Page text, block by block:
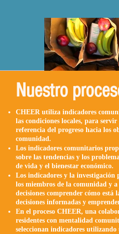
Nuestro
CHEER utiliza indicadores
las condiciones locales, para
referencia del progreso hacia los
comunidad.
Los indicadores comunitarios
sobre las tendencias y los
de vida y el bienestar económico.
Los indicadores y la
los miembros de la comunidad y a
decisiones comprender cómo
decisiones informadas y
En el proceso CHEER, una
residentes con mentalidad
seleccionan indicadores